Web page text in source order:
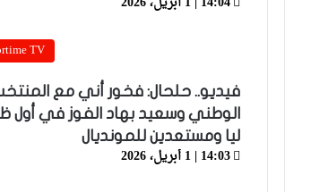
TV
فيديو.. حلحال: فخور أني مع
الوطني وسعيد بهاد الفوز في أول
ليا ومستعدين للمونديال
14:03 | 1 أبريل، 2026